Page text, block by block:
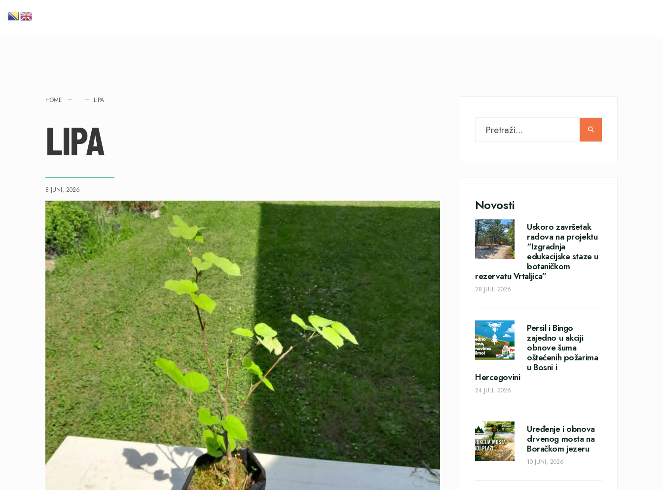
HOME LIPA
LIPA
8 JUNI, 2026
Novosti
Uskoro završetak
radova na projektu
“Izgradnja
edukacijske staze u
botaničkom
rezervatu Vrtaljica”
28 JULI, 2026
Persil i Bingo
zajedno u akciji
obnove šuma
oštećenih požarima
u Bosni i
Hercegovini
24 JULI, 2026
Uređenje i obnova
drvenog mosta na
Boračkom jezeru
10 JUNI, 2026